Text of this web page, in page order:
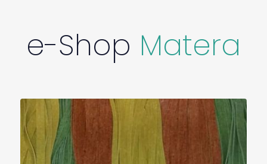
straordinario ristorante, la cantina generosa e
unica nel suo genere, ti accompagna in tutto il
mondo. Le creazioni dei nostri chef rendono onore
rinnovato ritorno alla tradizione. Dimora Ulmo fa
parte dell'Associazione Ristoratori Matera.
e-Shop Matera